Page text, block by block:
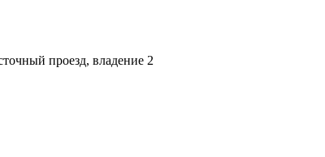
проезд, владение 2